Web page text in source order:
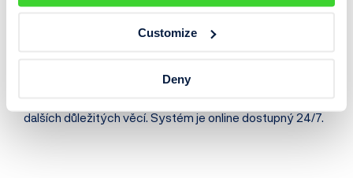
Customize
Deny
www.cebia.cz. Kromě havárií, poškození a
skutečné stáří, zda nebylo odcizené či zda není zatížené
dalších důležitých věcí. Systém je online dostupný 24/7.